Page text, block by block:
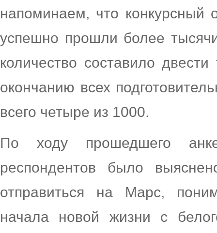
напоминаем, что конкурсный
успешно прошли более
количество составило
окончанию всех
всего четыре из 1000.
По ходу прошедшего
респондентов было
отправиться на Марс,
начала новой жизни с